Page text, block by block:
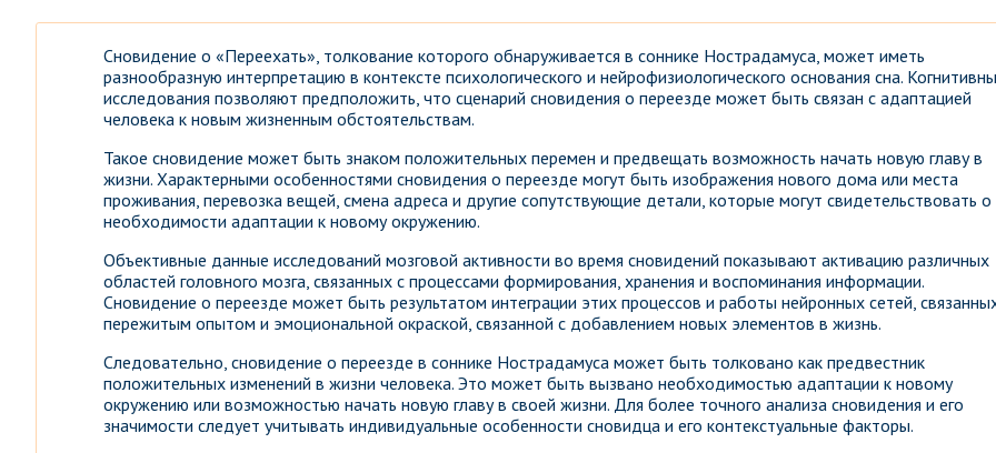
Сновидение о «Переехать», толкование которого обнаруживается в соннике Нострадамуса, может иметь
разнообразную интерпретацию в контексте психологического и нейрофизиологического основания сна.
исследования позволяют предположить, что сценарий сновидения о переезде может быть связан с адаптацией
человека к новым жизненным обстоятельствам.
Такое сновидение может быть знаком положительных перемен и предвещать возможность начать новую главу в
жизни. Характерными особенностями сновидения о переезде могут быть изображения нового дома или места
проживания, перевозка вещей, смена адреса и другие сопутствующие детали, которые могут свидетельствовать о
необходимости адаптации к новому окружению.
Объективные данные исследований мозговой активности во время сновидений показывают активацию различных
областей головного мозга, связанных с процессами формирования, хранения и воспоминания информации.
Сновидение о переезде может быть результатом интеграции этих процессов и работы нейронных сетей,
пережитым опытом и эмоциональной окраской, связанной с добавлением новых элементов в жизнь.
Следовательно, сновидение о переезде в соннике Нострадамуса может быть толковано как предвестник
положительных изменений в жизни человека. Это может быть вызвано необходимостью адаптации к новому
окружению или возможностью начать новую главу в своей жизни. Для более точного анализа сновидения и его
значимости следует учитывать индивидуальные особенности сновидца и его контекстуальные факторы.